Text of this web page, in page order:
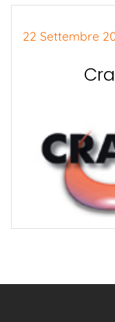
22 Settembre